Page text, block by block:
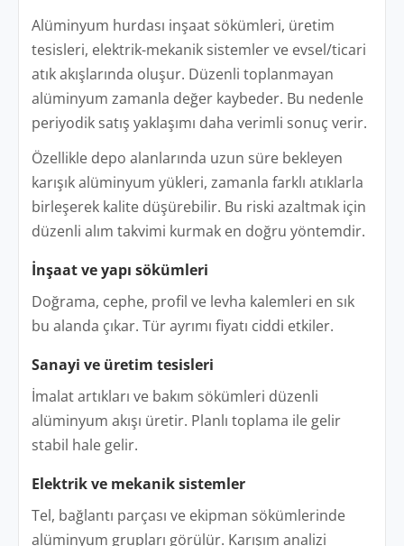
Alüminyum hurdası inşaat sökümleri, üretim
tesisleri, elektrik-mekanik sistemler ve evsel/ticari
atık akışlarında oluşur. Düzenli toplanmayan
alüminyum zamanla değer kaybeder. Bu nedenle
periyodik satış yaklaşımı daha verimli sonuç verir.
Özellikle depo alanlarında uzun süre bekleyen
karışık alüminyum yükleri, zamanla farklı atıklarla
birleşerek kalite düşürebilir. Bu riski azaltmak için
düzenli alım takvimi kurmak en doğru yöntemdir.
İnşaat ve yapı sökümleri
Doğrama, cephe, profil ve levha kalemleri en sık
bu alanda çıkar. Tür ayrımı fiyatı ciddi etkiler.
Sanayi ve üretim tesisleri
İmalat artıkları ve bakım sökümleri düzenli
alüminyum akışı üretir. Planlı toplama ile gelir
stabil hale gelir.
Elektrik ve mekanik sistemler
Tel, bağlantı parçası ve ekipman sökümlerinde
alüminyum grupları görülür. Karışım analizi